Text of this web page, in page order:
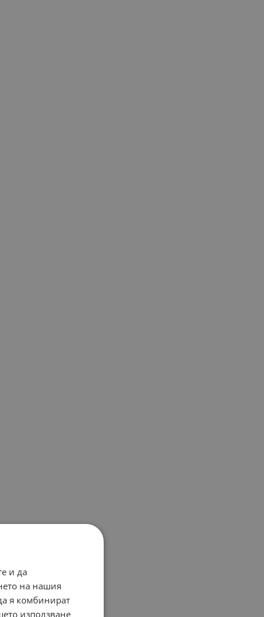
и да
на нашия
я комбинират
използване